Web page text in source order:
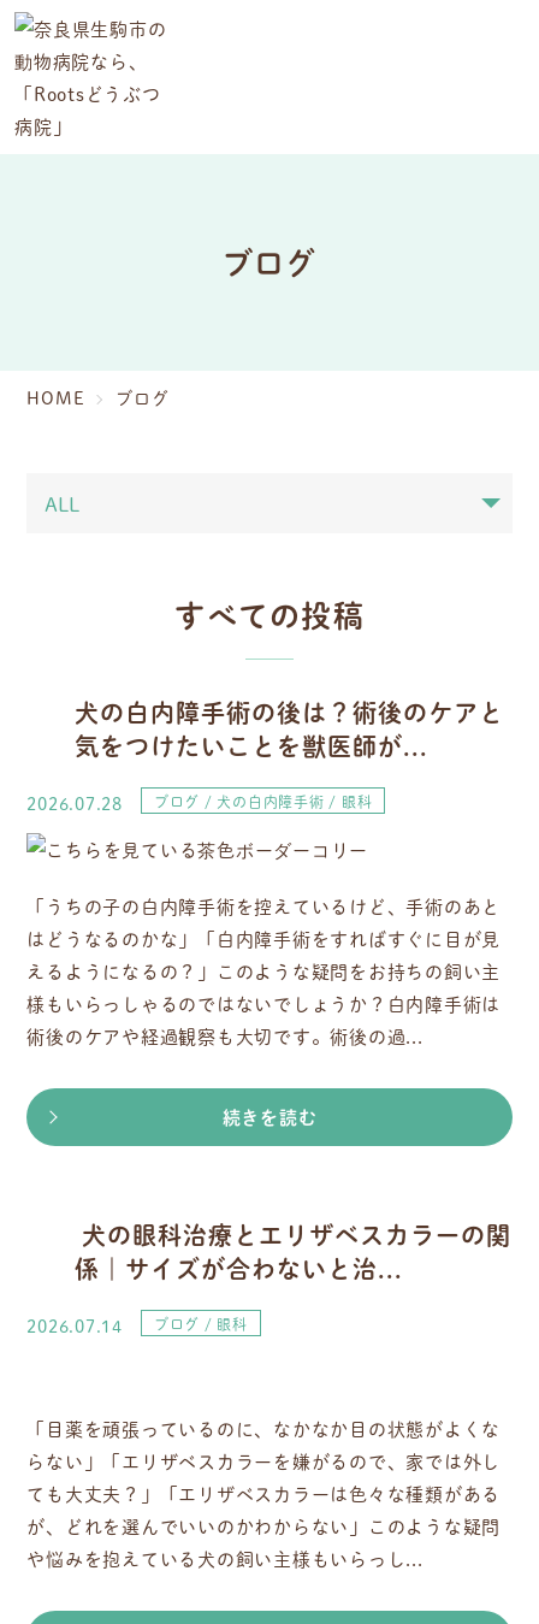
ブログ
HOME ブログ
すべての投稿
犬の白内障手術の後は？術後のケアと
気をつけたいことを獣医師が...
2026.07.28 ブログ 犬の白内障手術 眼科
「うちの子の白内障手術を控えているけど、手術のあと
はどうなるのかな」「白内障手術をすればすぐに目が見
えるようになるの？」このような疑問をお持ちの飼い主
様もいらっしゃるのではないでしょうか？白内障手術は
術後のケアや経過観察も大切です。術後の過...
続きを読む
犬の眼科治療とエリザベスカラーの関
係｜サイズが合わないと治...
2026.07.14 ブログ 眼科
「目薬を頑張っているのに、なかなか目の状態がよくな
らない」「エリザベスカラーを嫌がるので、家では外し
ても大丈夫？」「エリザベスカラーは色々な種類がある
が、どれを選んでいいのかわからない」このような疑問
や悩みを抱えている犬の飼い主様もいらっし...